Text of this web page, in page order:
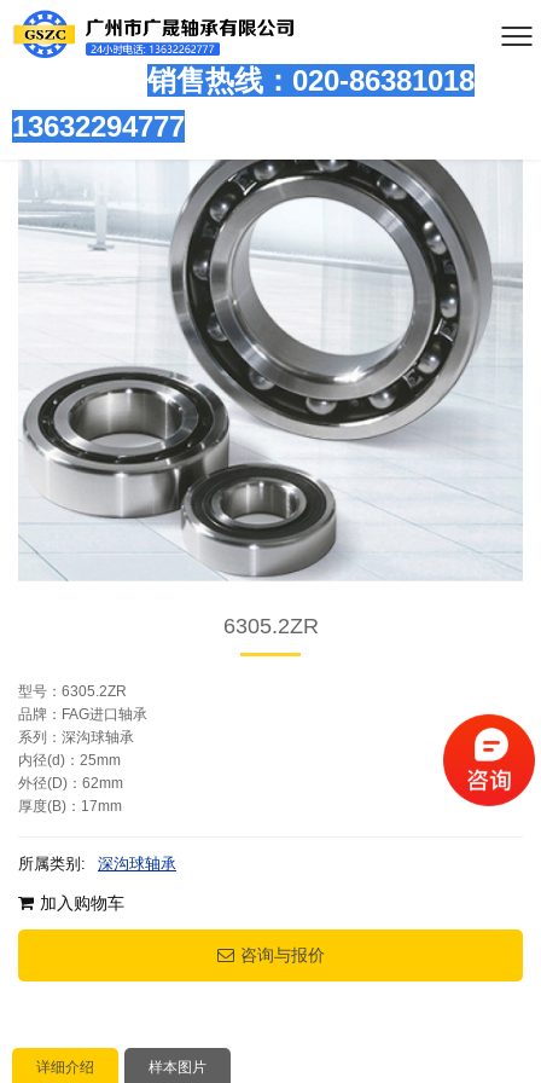
销售热线：020-86381018
13632294777
6305.2ZR
型号：6305.2ZR
品牌：FAG进口轴承
系列：深沟球轴承
内径(d)：25mm
外径(D)：62mm
厚度(B)：17mm
所属类别: 深沟球轴承
加入购物车
咨询与报价
详细介绍 样本图片